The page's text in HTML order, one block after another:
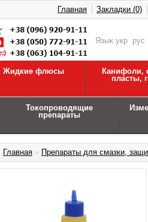
Язык укр рус
Главная Закладки (0)
Жидкие флюсы
Канифоли,
пласты,
Токопроводящие
препараты
Главная » Препараты для смазки,